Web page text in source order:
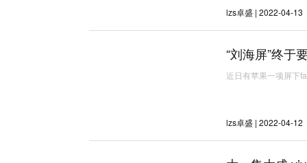
lzs卓盛 | 2022-04-13
“刘海屏”终于
近日有苹果一项屏下
lzs卓盛 | 2022-04-12